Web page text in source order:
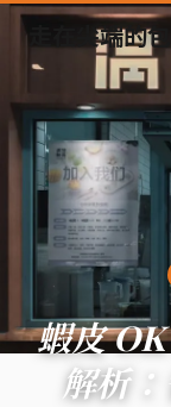
走在尖端的
蝦皮
解析